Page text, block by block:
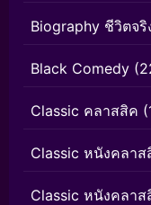
Biography ชีวิตจริ
Black Comedy
Classic คลาสสิค
Classic หนังคลาส
Classic หนังคลาส